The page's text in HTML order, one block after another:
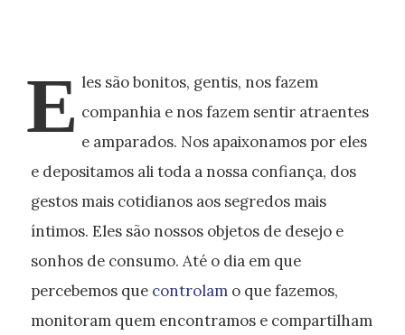
E les são bonitos, gentis, nos fazem
companhia e nos fazem sentir atraentes
e amparados. Nos apaixonamos por eles
e depositamos ali toda a nossa confiança, dos
gestos mais cotidianos aos segredos mais
íntimos. Eles são nossos objetos de desejo e
sonhos de consumo. Até o dia em que
percebemos que controlamo que fazemos,
monitoram quem encontramos e compartilham